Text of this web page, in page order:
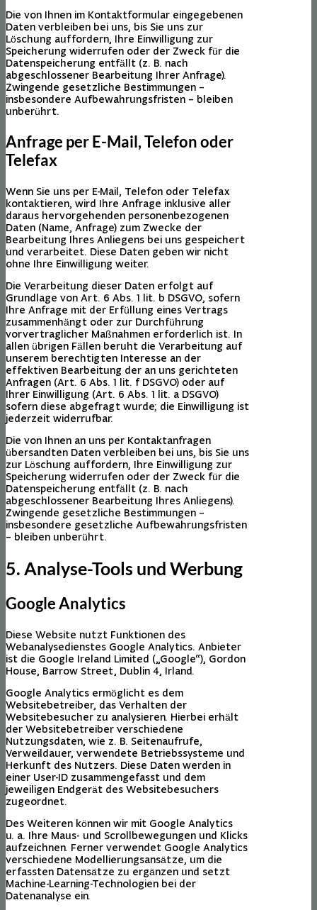
Die von Ihnen im Kontaktformular eingegebenen
Daten verbleiben bei uns, bis Sie uns zur
Löschung auffordern, Ihre Einwilligung zur
Speicherung widerrufen oder der Zweck für die
Datenspeicherung entfällt (z. B. nach
abgeschlossener Bearbeitung Ihrer Anfrage).
Zwingende gesetzliche Bestimmungen –
insbesondere Aufbewahrungsfristen – bleiben
unberührt.
Anfrage per E-Mail, Telefon oder
Telefax
Wenn Sie uns per E-Mail, Telefon oder Telefax
kontaktieren, wird Ihre Anfrage inklusive aller
daraus hervorgehenden personenbezogenen
Daten (Name, Anfrage) zum Zwecke der
Bearbeitung Ihres Anliegens bei uns gespeichert
und verarbeitet. Diese Daten geben wir nicht
ohne Ihre Einwilligung weiter.
Die Verarbeitung dieser Daten erfolgt auf
Grundlage von Art. 6 Abs. 1 lit. b DSGVO, sofern
Ihre Anfrage mit der Erfüllung eines Vertrags
zusammenhängt oder zur Durchführung
vorvertraglicher Maßnahmen erforderlich ist. In
allen übrigen Fällen beruht die Verarbeitung auf
unserem berechtigten Interesse an der
effektiven Bearbeitung der an uns gerichteten
Anfragen (Art. 6 Abs. 1 lit. f DSGVO) oder auf
Ihrer Einwilligung (Art. 6 Abs. 1 lit. a DSGVO)
sofern diese abgefragt wurde; die Einwilligung ist
jederzeit widerrufbar.
Die von Ihnen an uns per Kontaktanfragen
übersandten Daten verbleiben bei uns, bis Sie uns
zur Löschung auffordern, Ihre Einwilligung zur
Speicherung widerrufen oder der Zweck für die
Datenspeicherung entfällt (z. B. nach
abgeschlossener Bearbeitung Ihres Anliegens).
Zwingende gesetzliche Bestimmungen –
insbesondere gesetzliche Aufbewahrungsfristen
– bleiben unberührt.
5. Analyse-Tools und Werbung
Google Analytics
Diese Website nutzt Funktionen des
Webanalysedienstes Google Analytics. Anbieter
ist die Google Ireland Limited („Google“), Gordon
House, Barrow Street, Dublin 4, Irland.
Google Analytics ermöglicht es dem
Websitebetreiber, das Verhalten der
Websitebesucher zu analysieren. Hierbei erhält
der Websitebetreiber verschiedene
Nutzungsdaten, wie z. B. Seitenaufrufe,
Verweildauer, verwendete Betriebssysteme und
Herkunft des Nutzers. Diese Daten werden in
einer User-ID zusammengefasst und dem
jeweiligen Endgerät des Websitebesuchers
zugeordnet.
Des Weiteren können wir mit Google Analytics
u. a. Ihre Maus- und Scrollbewegungen und Klicks
aufzeichnen. Ferner verwendet Google Analytics
verschiedene Modellierungsansätze, um die
erfassten Datensätze zu ergänzen und setzt
Machine-Learning-Technologien bei der
Datenanalyse ein.